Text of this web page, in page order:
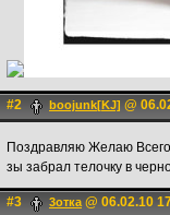
#2 boojunk[KJ] @
Поздравляю Желаю Всего
зы забрал телочку в
#3 3отка@ 06.02.10